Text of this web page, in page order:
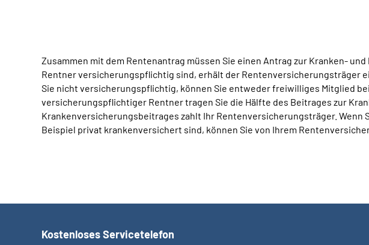
Zusammen mit dem Rentenantrag müssen Sie einen Antrag zur Kranken-
Rentner versicherungspflichtig sind, erhält der Rentenversicherungsträger
Sie nicht versicherungspflichtig, können Sie entweder freiwilliges Mitglied
versicherungspflichtiger Rentner tragen Sie die Hälfte des Beitrages zur
Krankenversicherungsbeitrages zahlt Ihr Rentenversicherungsträger.
Beispiel privat krankenversichert sind, können Sie von Ihrem
Kostenloses Servicetelefon